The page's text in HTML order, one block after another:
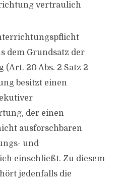
vertraulich
dem Grundsatz der
(Art. 20 Abs. 2 Satz 2
besitzt einen
der einen
ausforschbaren
und
einschließt. Zu diesem
jedenfalls die